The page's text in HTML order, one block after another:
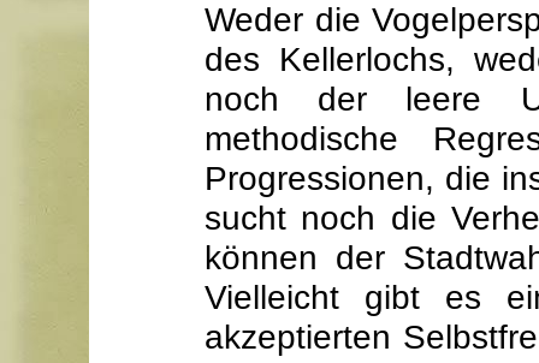
Weder die
des Kellerlochs,
noch der leere
methodische
Progressionen, die
sucht noch die
können der
Vielleicht gibt es
akzeptierten